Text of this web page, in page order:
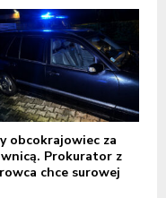
obcokrajowiec za
Prokurator z
chce surowej